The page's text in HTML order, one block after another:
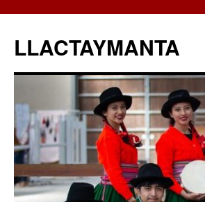
LLACTAYMANTA